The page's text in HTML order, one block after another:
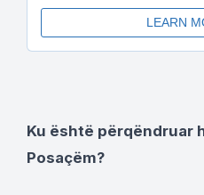
Ku është përqëndruar
Posaçëm?